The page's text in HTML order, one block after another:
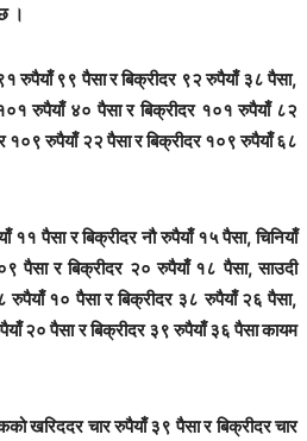
।
९९ पैसा र बिक्रीदर ९२ रुपैयाँ ३८ पैसा,
रुपैयाँ ४० पैसा र बिक्रीदर १०१ रुपैयाँ ८२
१०९ रुपैयाँ २२ पैसा र बिक्रीदर १०९ रुपैयाँ ६८
११ पैसा र बिक्रीदर नौ रुपैयाँ १५ पैसा, चिनियाँ
र बिक्रीदर २० रुपैयाँ १८ पैसा, साउदी
१० पैसा र बिक्रीदर ३८ रुपैयाँ २६ पैसा,
२० पैसा र बिक्रीदर ३९ रुपैयाँ ३६ पैसा कायम
खरिददर चार रुपैयाँ ३९ पैसा र बिक्रीदर चार